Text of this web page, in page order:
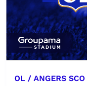
OL / ANGERS SCO